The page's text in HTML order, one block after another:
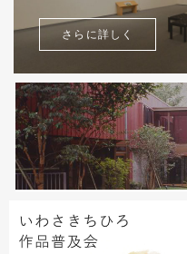
さらに詳しく